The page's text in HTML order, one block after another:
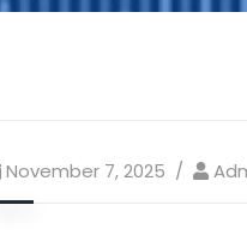
November 7, 2025